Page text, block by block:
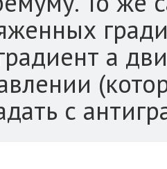
а
с